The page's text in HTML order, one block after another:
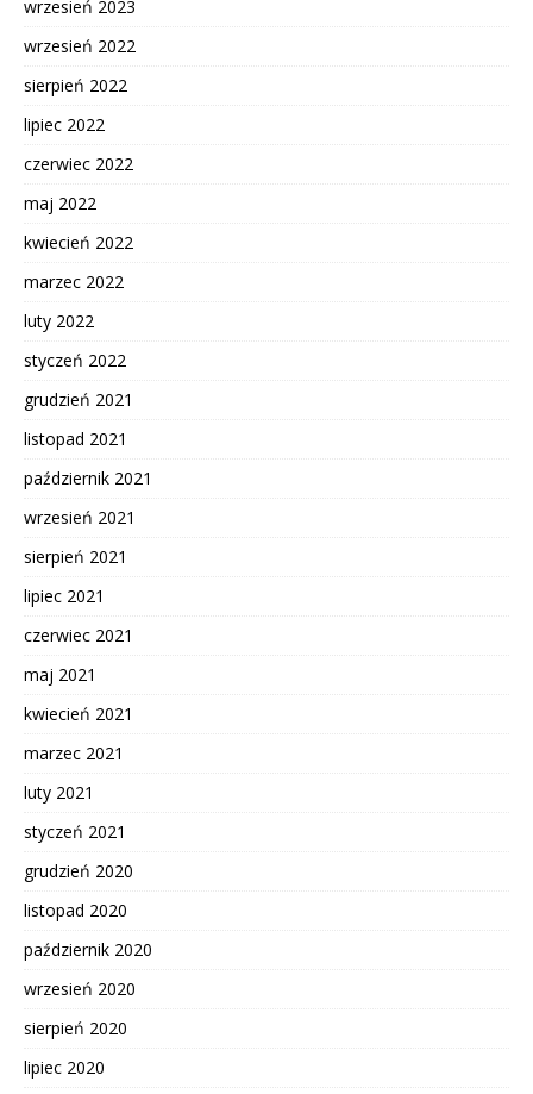
wrzesień 2023
wrzesień 2022
sierpień 2022
lipiec 2022
czerwiec 2022
maj 2022
kwiecień 2022
marzec 2022
luty 2022
styczeń 2022
grudzień 2021
listopad 2021
październik 2021
wrzesień 2021
sierpień 2021
lipiec 2021
czerwiec 2021
maj 2021
kwiecień 2021
marzec 2021
luty 2021
styczeń 2021
grudzień 2020
listopad 2020
październik 2020
wrzesień 2020
sierpień 2020
lipiec 2020